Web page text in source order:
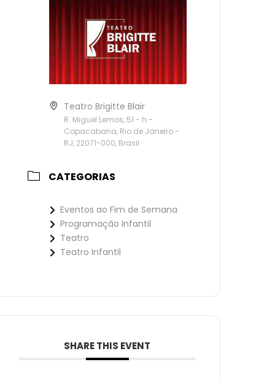
Teatro Brigitte Blair
R. Miguel Lemos, 51 - h -
Copacabana, Rio de Janeiro -
RJ, 22071-000, Brasil
CATEGORIAS
Eventos ao Fim de Semana
Programação Infantil
Teatro
Teatro Infantil
SHARE THIS EVENT